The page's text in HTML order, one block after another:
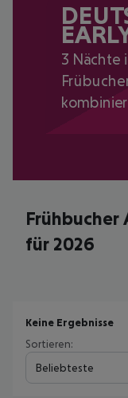
3 Nächte
für 2026
Keine Ergebnisse
Sortieren:
Beliebteste